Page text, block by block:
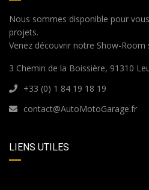
Nous sommes disponible pour
projets.
Venez découvrir notre Show-Room
3 Chemin de la Boissière, 91310
+33 (0) 1 84 19 18 19
contact@AutoMotoGarage.fr
LIENS UTILES